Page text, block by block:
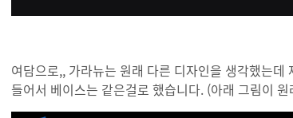
여담으로,, 가라뉴는 원래 다른 디자인을 생각했는
들어서 베이스는 같은걸로 했습니다. (아래 그림이